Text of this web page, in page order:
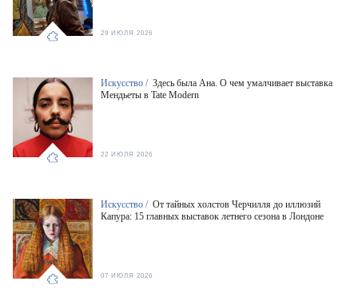
29 ИЮЛЯ 2026
Искусство / Здесь была Ана. О чем умалчивает выставка
Мендьеты в Tate Modern
22 ИЮЛЯ 2026
Искусство / От тайных холстов Черчилля до иллюзий
Капура: 15 главных выставок летнего сезона в Лондоне
07 ИЮЛЯ 2026